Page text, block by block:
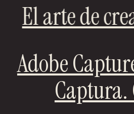
El arte de
Adobe
Captura.